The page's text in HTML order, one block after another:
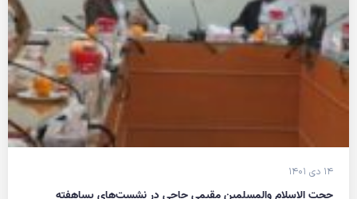
۱۴ دی ۱۴۰۱